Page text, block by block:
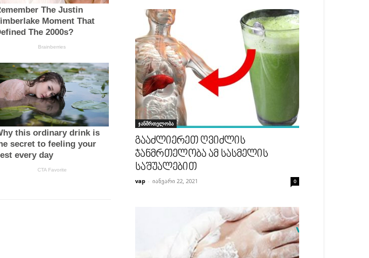
ჯანმრთელობა
გააძლიერეთ ღვიძლის
ჯანმრთელობა ამ სასმელის
საშუალებით
vap - იანვარი 22, 2021 0